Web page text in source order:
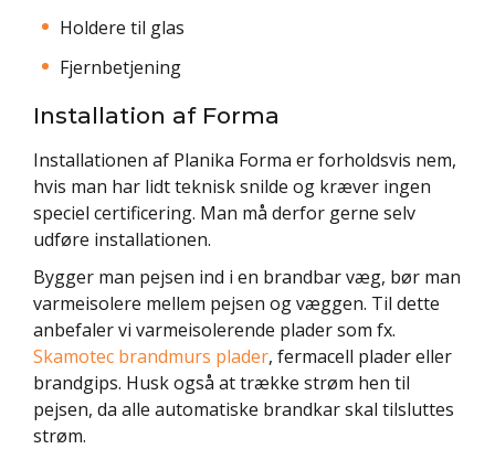
Holdere til glas
Fjernbetjening
Installation af Forma
Installationen af Planika Forma er forholdsvis nem,
hvis man har lidt teknisk snilde og kræver ingen
speciel certificering. Man må derfor gerne selv
udføre installationen.
Bygger man pejsen ind i en brandbar væg, bør man
varmeisolere mellem pejsen og væggen. Til dette
anbefaler vi varmeisolerende plader som fx.
Skamotec brandmurs plader, fermacell plader eller
brandgips. Husk også at trække strøm hen til
pejsen, da alle automatiske brandkar skal tilsluttes
strøm.